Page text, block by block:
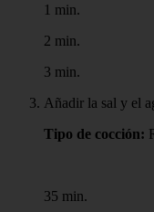
1 min.
2 min.
3 min.
Añadir la sal y el
Tipo de cocción:
35 min.